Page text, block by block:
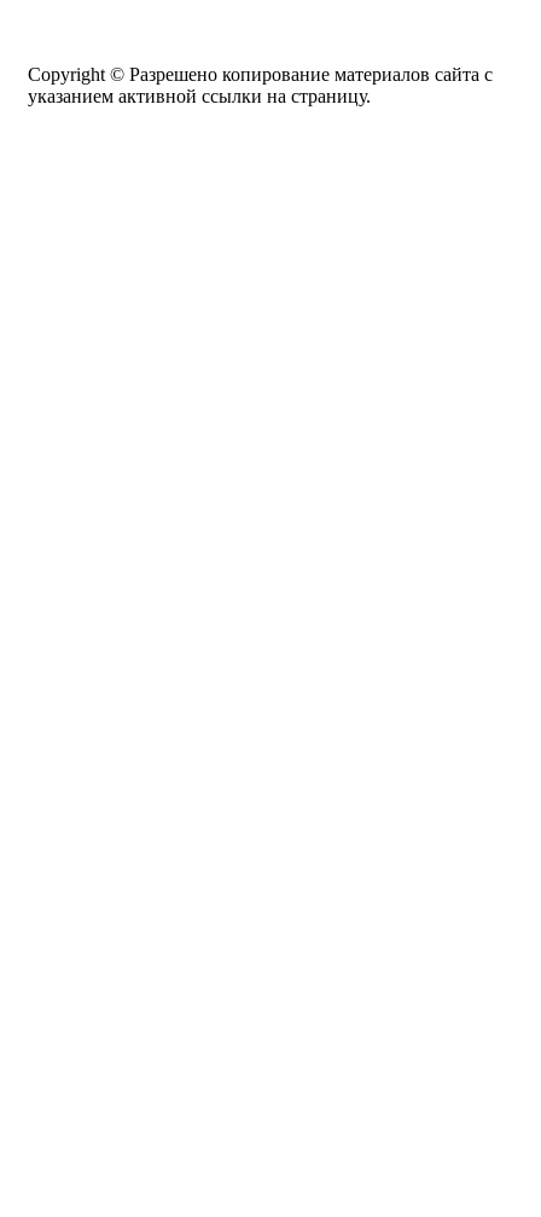
Copyright © Разрешено копирование материалов сайта с
указанием активной ссылки на страницу.